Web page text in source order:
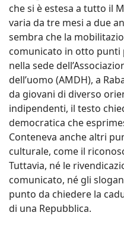
che si è estesa a tutto il
varia da tre mesi a due
sembra che la
comunicato in otto
nella sede
dell’uomo (AMDH), a
da giovani di diverso
indipendenti, il testo
democratica che
Conteneva anche altri
culturale, come il
Tuttavia, né le
comunicato, né gli
punto da chiedere la
di una Repubblica.